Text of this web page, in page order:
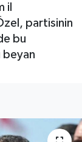
il
partisinin
bu
beyan